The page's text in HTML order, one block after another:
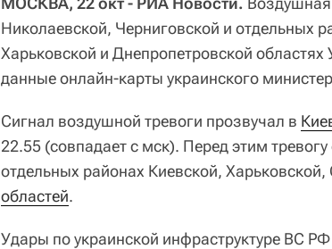
Николаевской, Черниговской и отдельных
Харьковской и Днепропетровской областях
данные онлайн-карты украинского
Сигнал воздушной тревоги прозвучал в
22.55 (совпадает с мск). Перед этим
отдельных районах Киевской, Харьковской,
областей.
Удары по украинской инфраструктуре ВС